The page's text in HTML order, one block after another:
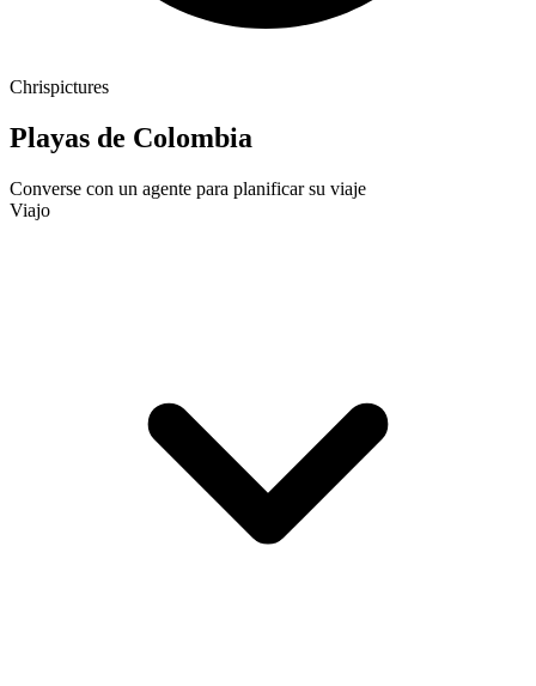
Chrispictures
Playas de Colombia
Converse con un agente para planificar su viaje
Viajo